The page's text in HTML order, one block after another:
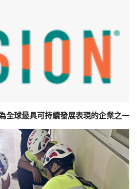
全球最具可持續發展表現的企業之一